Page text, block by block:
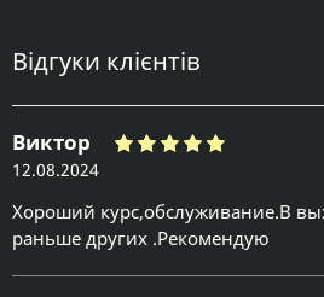
Відгуки клієнтів
Виктор
12.08.2024
Хороший курс,обслуживание.В
раньше других .Рекомендую